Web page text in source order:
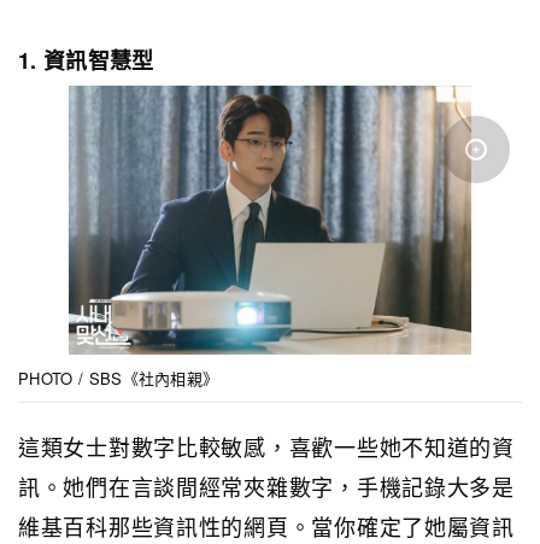
1. 資訊智慧型
PHOTO / SBS《社內相親》
這類女士對數字比較敏感，喜歡一些她不知道的資
訊。她們在言談間經常夾雜數字，手機記錄大多是
維基百科那些資訊性的網頁。當你確定了她屬資訊